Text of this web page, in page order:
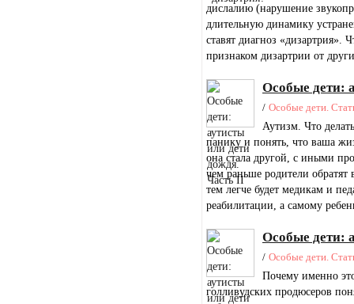
дислалию (нарушение
длительную динамику
ставят диагноз «дизартрия».
признаком дизартрии от
Особые дети:
/ Особые дети.
Аутизм. Что
панику и понять, что ваша
она стала другой, с иными
чем раньше родители
тем легче будет медикам и
реабилитации, а самому
Особые дети:
/ Особые дети.
Почему именно
голливудских продюсеров